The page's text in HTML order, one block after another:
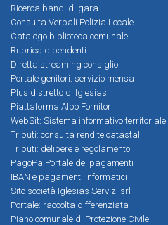
Ricerca bandi di gara
Consulta Verbali Polizia Locale
Catalogo biblioteca comunale
Rubrica dipendenti
Diretta streaming consiglio
Portale genitori: servizio mensa
Plus distretto di Iglesias
Piattaforma Albo Fornitori
WebSit: Sistema informativo
Tributi: consulta rendite catastali
Tributi: delibere e regolamento
PagoPa Portale dei pagamenti
IBAN e pagamenti informatici
Sito società Iglesias Servizi srl
Portale: raccolta differenziata
Piano comunale di Protezione Civile